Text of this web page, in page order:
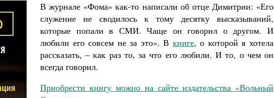
В журнале «Фома» как-то написали об отце Димитрии: «Его
служение не сводилось к тому десятку высказываний,
которые попали в СМИ. Чаще он говорил о другом. И
любили его совсем не за это». В книге, о которой я хотела
рассказать, ‒ как раз то, за что его любили. И то, о чем он
всегда говорил.
Приобрести книгу можно на сайте издательства «Вольный